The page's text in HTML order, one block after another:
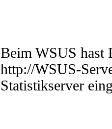
Beim WSUS hast
http://WSUS-
Statistikserver